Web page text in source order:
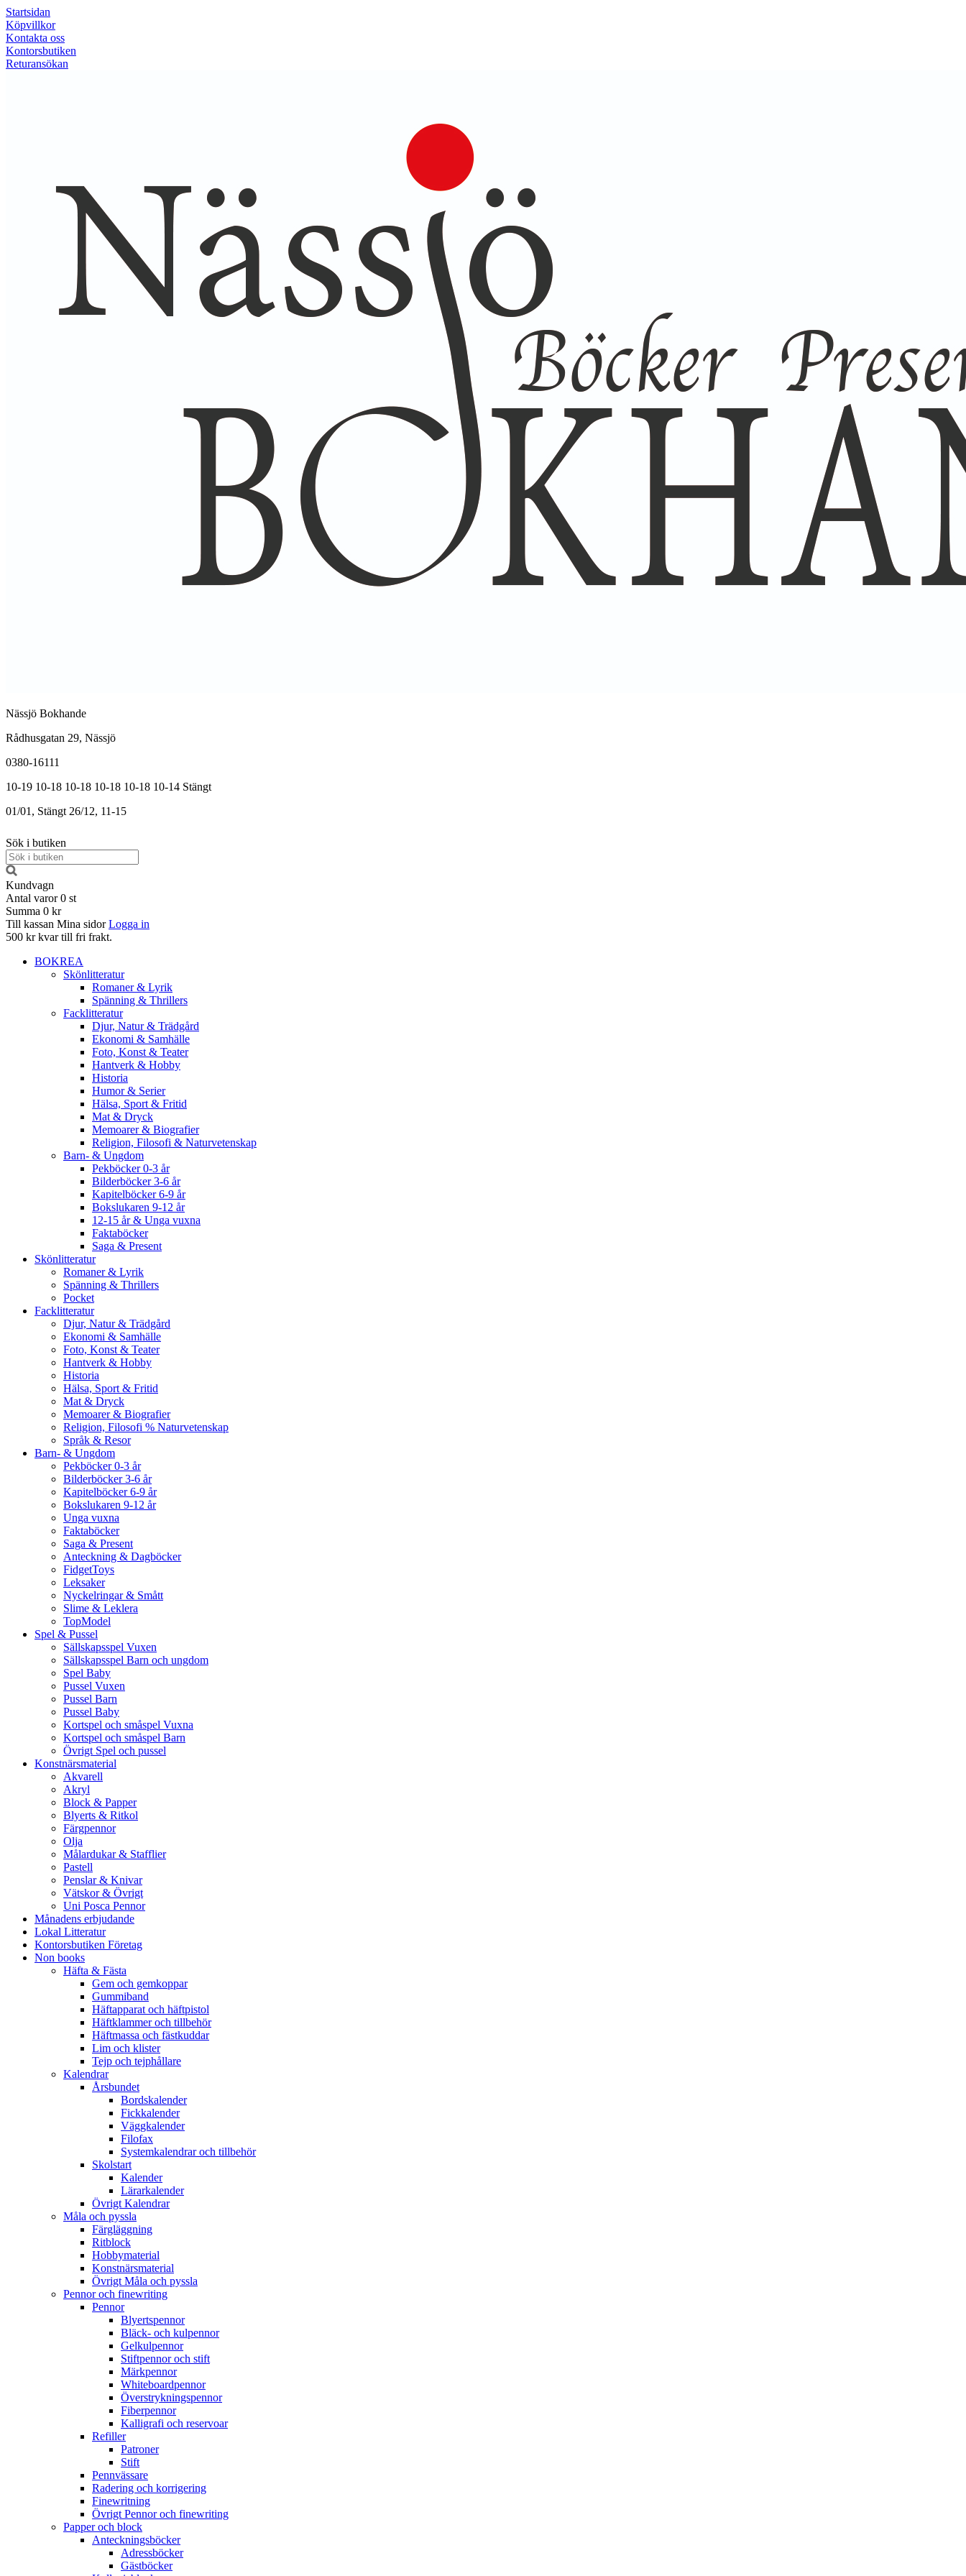
Startsidan
Köpvillkor
Kontakta oss
Kontorsbutiken
Returansökan
Nässjö Bokhande
Rådhusgatan 29, Nässjö
0380-16111
10-19 10-18 10-18 10-18 10-18 10-14 Stängt
01/01, Stängt 26/12, 11-15
Sök i butiken
Kundvagn
Antal varor 0 st
Summa 0 kr
Till kassan Mina sidor Logga in
500 kr kvar till fri frakt.
BOKREA
Skönlitteratur
Romaner & Lyrik
Spänning & Thrillers
Facklitteratur
Djur, Natur & Trädgård
Ekonomi & Samhälle
Foto, Konst & Teater
Hantverk & Hobby
Historia
Humor & Serier
Hälsa, Sport & Fritid
Mat & Dryck
Memoarer & Biografier
Religion, Filosofi & Naturvetenskap
Barn- & Ungdom
Pekböcker 0-3 år
Bilderböcker 3-6 år
Kapitelböcker 6-9 år
Bokslukaren 9-12 år
12-15 år & Unga vuxna
Faktaböcker
Saga & Present
Skönlitteratur
Romaner & Lyrik
Spänning & Thrillers
Pocket
Facklitteratur
Djur, Natur & Trädgård
Ekonomi & Samhälle
Foto, Konst & Teater
Hantverk & Hobby
Historia
Hälsa, Sport & Fritid
Mat & Dryck
Memoarer & Biografier
Religion, Filosofi % Naturvetenskap
Språk & Resor
Barn- & Ungdom
Pekböcker 0-3 år
Bilderböcker 3-6 år
Kapitelböcker 6-9 år
Bokslukaren 9-12 år
Unga vuxna
Faktaböcker
Saga & Present
Anteckning & Dagböcker
FidgetToys
Leksaker
Nyckelringar & Smått
Slime & Leklera
TopModel
Spel & Pussel
Sällskapsspel Vuxen
Sällskapsspel Barn och ungdom
Spel Baby
Pussel Vuxen
Pussel Barn
Pussel Baby
Kortspel och småspel Vuxna
Kortspel och småspel Barn
Övrigt Spel och pussel
Konstnärsmaterial
Akvarell
Akryl
Block & Papper
Blyerts & Ritkol
Färgpennor
Olja
Målardukar & Stafflier
Pastell
Penslar & Knivar
Vätskor & Övrigt
Uni Posca Pennor
Månadens erbjudande
Lokal Litteratur
Kontorsbutiken Företag
Non books
Häfta & Fästa
Gem och gemkoppar
Gummiband
Häftapparat och häftpistol
Häftklammer och tillbehör
Häftmassa och fästkuddar
Lim och klister
Tejp och tejphållare
Kalendrar
Årsbundet
Bordskalender
Fickkalender
Väggkalender
Filofax
Systemkalendrar och tillbehör
Skolstart
Kalender
Lärarkalender
Övrigt Kalendrar
Måla och pyssla
Färgläggning
Ritblock
Hobbymaterial
Konstnärsmaterial
Övrigt Måla och pyssla
Pennor och finewriting
Pennor
Blyertspennor
Bläck- och kulpennor
Gelkulpennor
Stiftpennor och stift
Märkpennor
Whiteboardpennor
Överstrykningspennor
Fiberpennor
Kalligrafi och reservoar
Refiller
Patroner
Stift
Pennvässare
Radering och korrigering
Finewritning
Övrigt Pennor och finewriting
Papper och block
Anteckningsböcker
Adressböcker
Gästböcker